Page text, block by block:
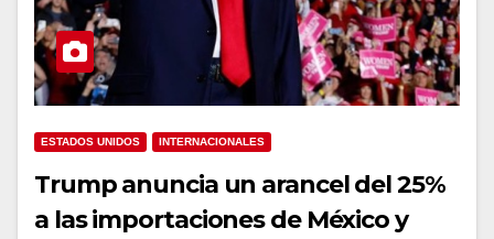
ESTADOS UNIDOS INTERNACIONALES
Trump anuncia un arancel del 25%
a las importaciones de México y